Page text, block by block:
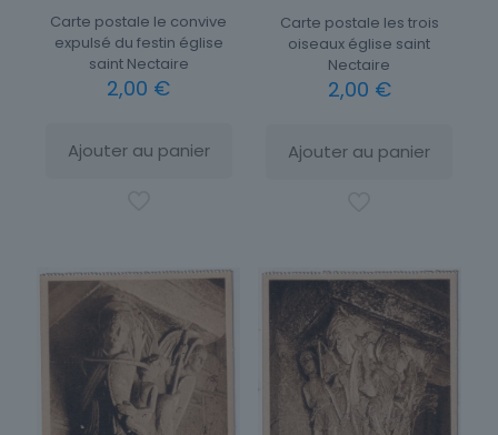
Carte postale le convive
expulsé du festin église
saint Nectaire
2,00 €
Ajouter au panier
Carte postale les trois
oiseaux église saint
Nectaire
2,00 €
Ajouter au panier